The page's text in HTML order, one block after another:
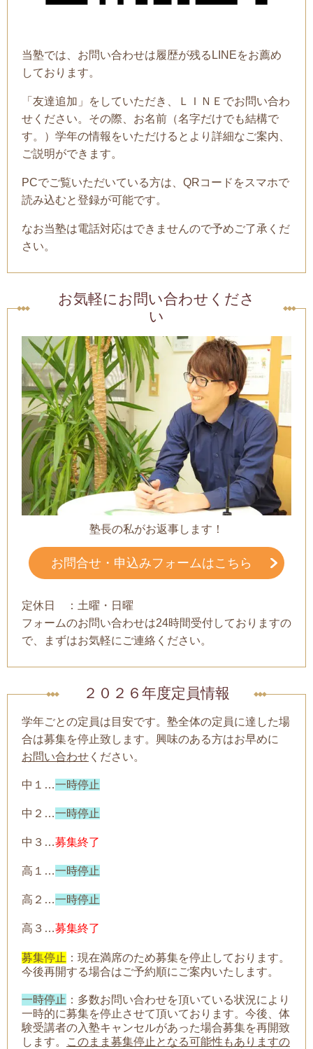
当塾では、お問い合わせは履歴が残るLINEをお薦め
しております。
「友達追加」をしていただき、ＬＩＮＥでお問い合わ
せください。その際、お名前（名字だけでも結構で
す。）学年の情報をいただけるとより詳細なご案内、
ご説明ができます。
PCでご覧いただいている方は、QRコードをスマホで
読み込むと登録が可能です。
なお当塾は電話対応はできませんので予めご了承くだ
さい。
お気軽にお問い合わせくださ
い
塾長の私がお返事します！
お問合せ・申込みフォームはこちら
定休日 ：土曜・日曜
フォームのお問い合わせは24時間受付しておりますの
で、まずはお気軽にご連絡ください。
２０２６年度定員情報
学年ごとの定員は目安です。塾全体の定員に達した場
合は募集を停止致します。興味のある方はお早めに
お問い合わせ ください。
中１…一時停止
中２…一時停止
中３…募集終了
高１…一時停止
高２…一時停止
高３…募集終了
募集停止 ：現在満席のため募集を停止しております。
今後再開する場合はご予約順にご案内いたします。
一時停止 ： 多数お問い合わせを頂いている状況により
一時的に募集を停止させて頂いております。今後、体
験受講者の入塾キャンセルがあった場合募集を再開致
します。
このまま募集停止となる可能性もありますの